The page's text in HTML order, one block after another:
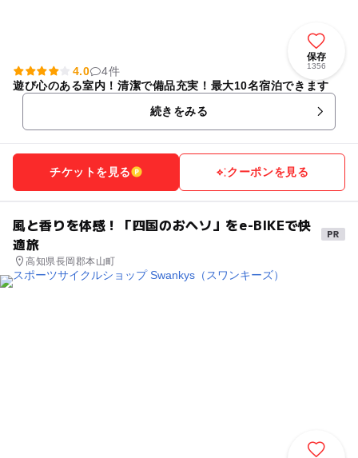
保存
1356
4.0
4件
遊び心のある室内！清潔で備品充実！最大10名宿泊できます
続きをみる
チケットを見る クーポンを見る
風と香りを体感！「四国のおヘソ」をe-BIKEで快
適旅
高知県長岡郡本山町